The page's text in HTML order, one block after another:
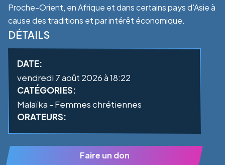
Proche-Orient, en Afrique et dans certains pays d'Asie à
cause des traditions et par intérêt économique.
DÉTAILS
DATE:
vendredi 7 août 2026 à 18:22
CATÉGORIES:
Malaïka - Femmes chrétiennes
ORATEURS:
Faire un don